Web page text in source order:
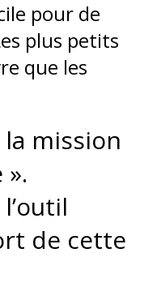
pour de
plus petits
que les
la mission
de cette